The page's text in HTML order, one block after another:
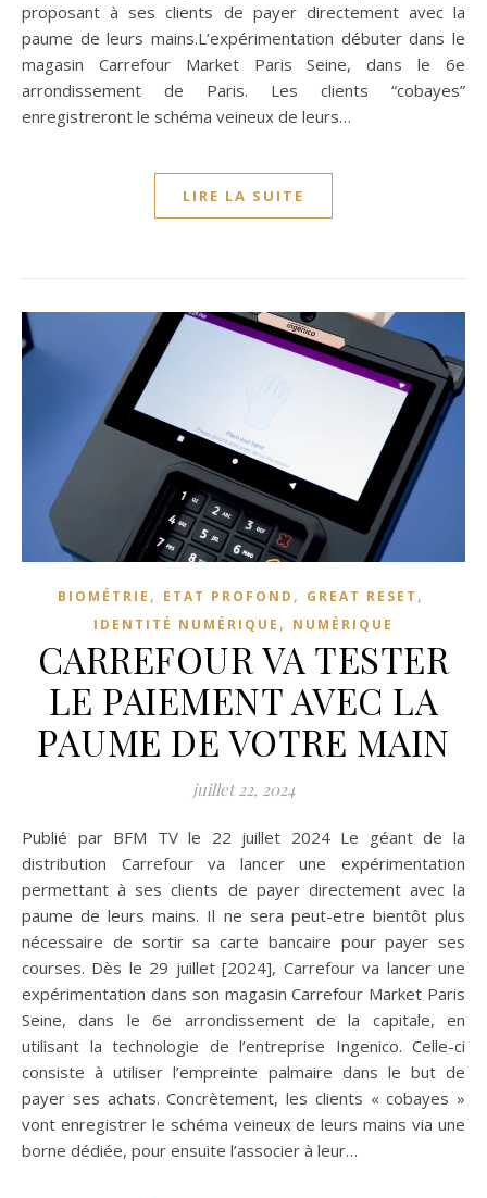
proposant à ses clients de payer directement avec la
paume de leurs mains.L’expérimentation débuter dans le
magasin Carrefour Market Paris Seine, dans le 6e
arrondissement de Paris. Les clients “cobayes”
enregistreront le schéma veineux de leurs…
LIRE LA SUITE
BIOMÉTRIE , ETAT PROFOND , GREAT RESET ,
IDENTITÉ NUMÉRIQUE , NUMÉRIQUE
CARREFOUR VA TESTER
LE PAIEMENT AVEC LA
PAUME DE VOTRE MAIN
juillet 22, 2024
Publié par BFM TV le 22 juillet 2024 Le géant de la
distribution Carrefour va lancer une expérimentation
permettant à ses clients de payer directement avec la
paume de leurs mains. Il ne sera peut-etre bientôt plus
nécessaire de sortir sa carte bancaire pour payer ses
courses. Dès le 29 juillet [2024], Carrefour va lancer une
expérimentation dans son magasin Carrefour Market Paris
Seine, dans le 6e arrondissement de la capitale, en
utilisant la technologie de l’entreprise Ingenico. Celle-ci
consiste à utiliser l’empreinte palmaire dans le but de
payer ses achats. Concrètement, les clients « cobayes »
vont enregistrer le schéma veineux de leurs mains via une
borne dédiée, pour ensuite l’associer à leur…